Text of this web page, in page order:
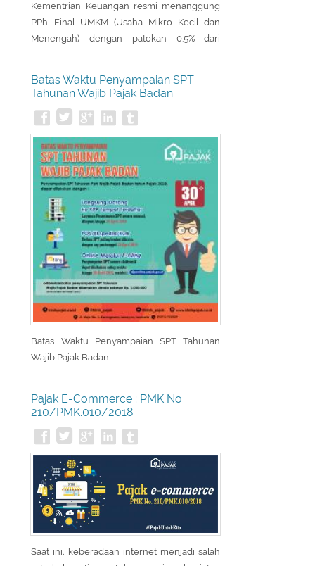
PPh Final UMKM (Usaha Mikro Kecil dan
Menengah) dengan patokan 0.5% dari
PPh Final DTP (Ditanggung Pemerintah). PPh
Final DTP tersebut diberikan untuk masa
pajak April 2020 sampai dengan masa pajak
Batas Waktu Penyampaian SPT
Tahunan Wajib Pajak Badan
Batas Waktu Penyampaian SPT Tahunan
Wajib Pajak Badan
Pajak E-Commerce : PMK No
210/PMK.010/2018
Saat ini, keberadaan internet menjadi salah
satu hal penting untuk menunjang kegiatan